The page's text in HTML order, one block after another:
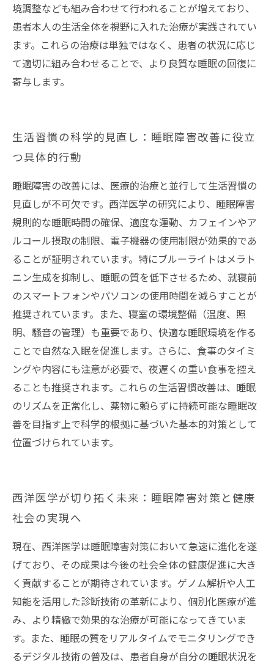
境調整なども組み合わせて行われることが増えており、
患者本人の生活全体を視野に入れた治療が実践されてい
ます。これらの治療は単独ではなく、患者の状況に応じ
て適切に組み合わせることで、より良質な睡眠の回復に
寄与します。
生活習慣の科学的見直し：睡眠障害改善に役立
つ具体的行動
睡眠障害の改善には、医療的治療と並行して生活習慣の
見直しが不可欠です。西洋医学の研究により、睡眠障害
規則的な睡眠時間の確保、適度な運動、カフェインやア
ルコール摂取の制限、電子機器の使用制限が効果的であ
ることが証明されています。特にブルーライトはメラト
ニン生成を抑制し、睡眠の質を低下させるため、就寝前
のスマートフォンやパソコンの使用時間を減らすことが
推奨されています。また、寝室の環境整備（温度、照
明、騒音の管理）も重要であり、快適な睡眠環境を作る
ことで自然な入眠を促進します。さらに、食事のタイミ
ングや内容にも注意が必要で、夜遅くの重い食事を控え
ることも推奨されます。これらの生活習慣改善は、睡眠
のリズムを正常化し、薬物に頼らずに持続可能な睡眠改
善を目指す上で科学的根拠に基づいた基本的対策として
位置づけられています。
西洋医学が切り拓く未来：睡眠障害対策と健康
社会の実現へ
現在、西洋医学は睡眠障害対策において急速に進化を遂
げており、その成果は今後の社会全体の健康促進に大き
く貢献することが期待されています。ゲノム解析や人工
知能を活用した診断技術の革新により、個別化医療が進
み、より精緻で効果的な治療が可能になってきていま
す。また、睡眠の質をリアルタイムでモニタリングでき
るデジタル技術の普及は、患者自身が自分の睡眠状況を